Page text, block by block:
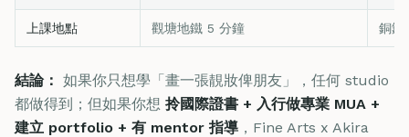
上課地點 觀塘地鐵 5 分鐘 銅鑼
結論： 如果你只想學「畫一張靚妝俾朋友」，任何 studio
都做得到；但如果你想 拎國際證書 + 入行做專業 MUA +
建立 portfolio + 有 mentor 指導 ，Fine Arts x Akira